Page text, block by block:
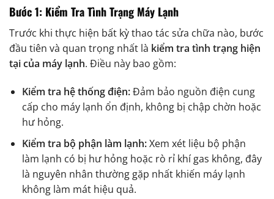
Bước 1: Kiểm Tra Tình Trạng Máy Lạnh
Trước khi thực hiện bất kỳ thao tác sửa chữa nào, bước
đầu tiên và quan trọng nhất là kiểm tra tình trạng hiện
tại của máy lạnh. Điều này bao gồm:
Kiểm tra hệ thống điện:Đảm bảo nguồn điện cung
cấp cho máy lạnh ổn định, không bị chập chờn hoặc
hư hỏng.
Kiểm tra bộ phận làm lạnh:Xem xét liệu bộ phận
làm lạnh có bị hư hỏng hoặc rò rỉ khí gas không, đây
là nguyên nhân thường gặp nhất khiến máy lạnh
không làm mát hiệu quả.